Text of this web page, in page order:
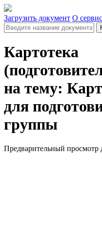
Загрузить документ О
Картотека
на тему:
для
группы
Предварительный просмотр